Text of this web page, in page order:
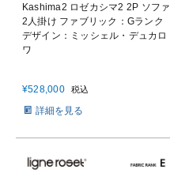
Kashima2 ロゼカシマ2 2P ソファ
2人掛け ファブリック：Gランク
デザイン：ミッシェル・デュカロ
ワ
¥528,000 税込
詳細を見る